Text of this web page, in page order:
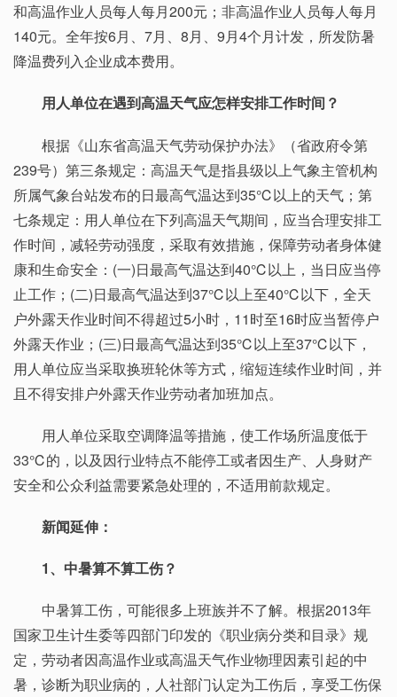
和高温作业人员每人每月200元；非高温作业人员每人每月
140元。全年按6月、7月、8月、9月4个月计发，所发防暑
降温费列入企业成本费用。
用人单位在遇到高温天气应怎样安排工作时间？
根据《山东省高温天气劳动保护办法》（省政府令第
239号）第三条规定：高温天气是指县级以上气象主管机构
所属气象台站发布的日最高气温达到35℃以上的天气；第
七条规定：用人单位在下列高温天气期间，应当合理安排工
作时间，减轻劳动强度，采取有效措施，保障劳动者身体健
康和生命安全：(一)日最高气温达到40℃以上，当日应当停
止工作；(二)日最高气温达到37℃以上至40℃以下，全天
户外露天作业时间不得超过5小时，11时至16时应当暂停户
外露天作业；(三)日最高气温达到35℃以上至37℃以下，
用人单位应当采取换班轮休等方式，缩短连续作业时间，并
且不得安排户外露天作业劳动者加班加点。
用人单位采取空调降温等措施，使工作场所温度低于
33℃的，以及因行业特点不能停工或者因生产、人身财产
安全和公众利益需要紧急处理的，不适用前款规定。
新闻延伸：
1、中暑算不算工伤？
中暑算工伤，可能很多上班族并不了解。根据2013年
国家卫生计生委等四部门印发的《职业病分类和目录》规
定，劳动者因高温作业或高温天气作业物理因素引起的中
暑，诊断为职业病的，人社部门认定为工伤后，享受工伤保